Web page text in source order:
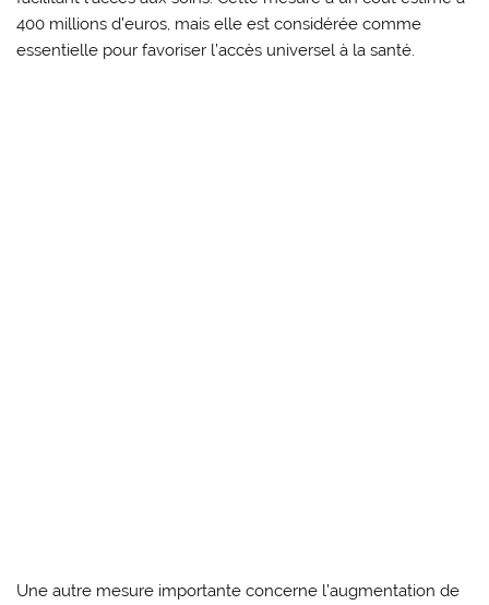
400 millions d’euros, mais elle est considérée comme
essentielle pour favoriser l’accès universel à la santé.
Une autre mesure importante concerne l’augmentation de